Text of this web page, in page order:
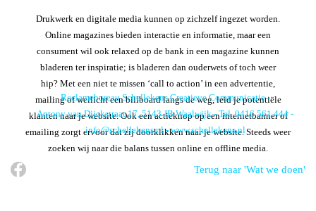
Drukwerk en digitale media kunnen op zichzelf ingezet worden.
Online magazines bieden interactie en informatie, maar een
consument wil ook relaxed op de bank in een magazine kunnen
bladeren ter inspiratie; is bladeren dan ouderwets of toch weer
hip? Met een niet te missen ‘call to action’ in een advertentie,
mailing of wellicht een billboard langs de weg, leid je potentiële
klanten naar je website. Ook een actieknop op een internetbanner of
emailing zorgt ervoor dat zij doorklikken naar je website. Steeds weer
zoeken wij naar die balans tussen online en offline media.
Reclamebureau Schellekens Creatieve Communicatie-
Antony van Dijckstraat 17, 5143 JB Waalwijk-Tel. 0416 561 444 -
info@schellekens.nl- www.schellekens.nl
Terug naar 'Wat we doen'